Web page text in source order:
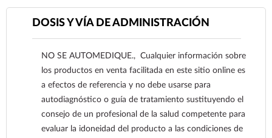
neumatoceles y abscesos pulmonares producidos
También está indicado en una gran variedad de
infecciones de piel y tejidos blandos como:
impétigo, impétigo ampolloso, furunculosis,
piodermitis, celulitis, hidrosadenitis, síndrome de
la piel escaldada (síndrome de Lyell y enfermedad
de Ritter) y heridas infectadas por
DOSIS Y VÍA DE ADMINISTRACIÓN
NO SE AUTOMEDIQUE., Cualquier información sobre
los productos en venta facilitada en este sitio online es
a efectos de referencia y no debe usarse para
autodiagnóstico o guía de tratamiento sustituyendo el
consejo de un profesional de la salud competente para
evaluar la idoneidad del producto a las condiciones de